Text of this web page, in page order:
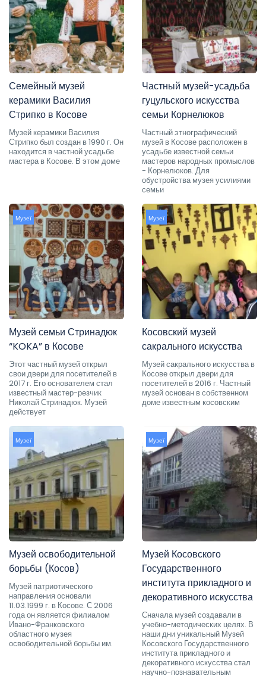
Семейный музей
керамики Василия
Стрипко в Косове
Музей керамики Василия
Стрипко был создан в 1990 г. Он
находится в частной усадьбе
мастера в Косове. В этом доме
Частный музей-усадьба
гуцульского искусства
семьи Корнелюков
Частный этнографический
музей в Косове расположен в
усадьбе известной семьи
мастеров народных промыслов
- Корнелюков. Для
обустройства музея усилиями
семьи
Музеї
Музей семьи Стринадюк
“KOKA” в Косове
Этот частный музей открыл
свои двери для посетителей в
2017 г. Его основателем стал
известный мастер-резчик
Николай Стринадюк. Музей
действует
Музеї
Косовский музей
сакрального искусства
Музей сакрального искусства в
Косове открыл двери для
посетителей в 2016 г. Частный
музей основан в собственном
доме известным косовским
Музеї
Музей освободительной
борьбы (Косов)
Музей патриотического
направления основали
11.03.1999 г. в Косове. С 2006
года он является филиалом
Ивано-Франковского
областного музея
освободительной борьбы им.
Музеї
Музей Косовского
Государственного
института прикладного и
декоративного искусства
Сначала музей создавали в
учебно-методических целях. В
наши дни уникальный Музей
Косовского Государственного
института прикладного и
декоративного искусства стал
научно-познавательным